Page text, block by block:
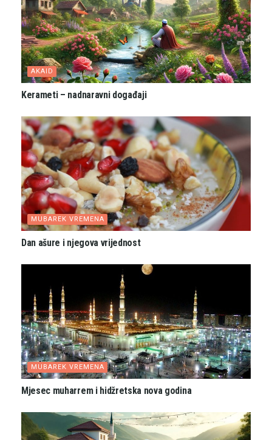
AKAID
Kerameti – nadnaravni događaji
MUBAREK VREMENA
Dan ašure i njegova vrijednost
MUBAREK VREMENA
Mjesec muharrem i hidžretska nova godina